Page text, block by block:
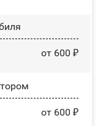
от 600 ₽
от 600 ₽